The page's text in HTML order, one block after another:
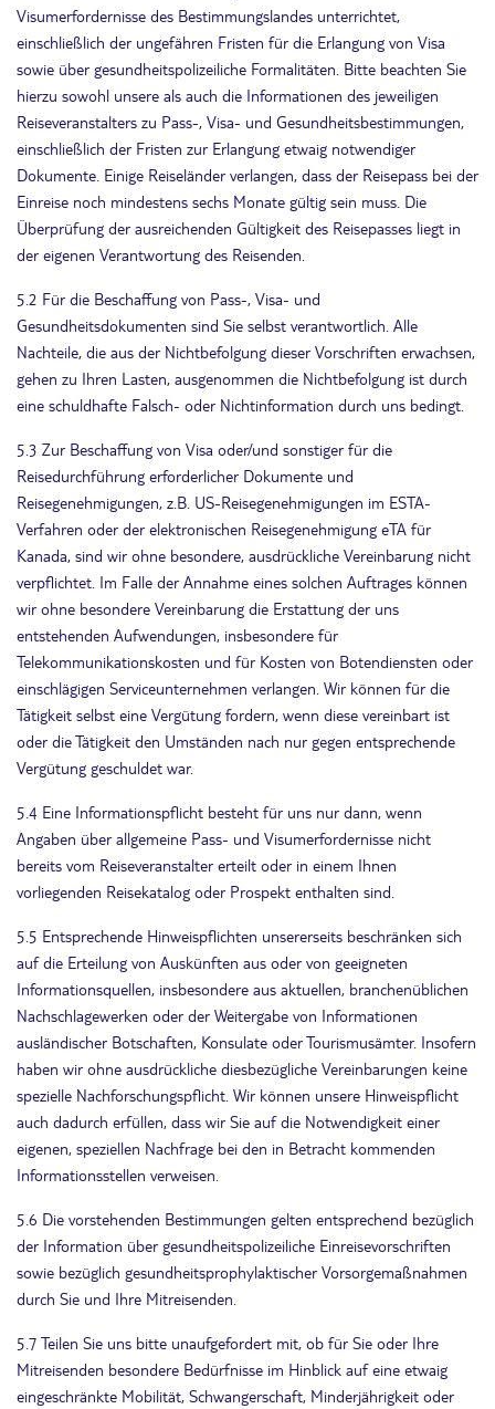
Visumerfordernisse des Bestimmungslandes unterrichtet,
einschließlich der ungefähren Fristen für die Erlangung von Visa
sowie über gesundheitspolizeiliche Formalitäten. Bitte beachten Sie
hierzu sowohl unsere als auch die Informationen des jeweiligen
Reiseveranstalters zu Pass-, Visa- und Gesundheitsbestimmungen,
einschließlich der Fristen zur Erlangung etwaig notwendiger
Dokumente. Einige Reiseländer verlangen, dass der Reisepass bei der
Einreise noch mindestens sechs Monate gültig sein muss. Die
Überprüfung der ausreichenden Gültigkeit des Reisepasses liegt in
der eigenen Verantwortung des Reisenden.
5.2 Für die Beschaffung von Pass-, Visa- und
Gesundheitsdokumenten sind Sie selbst verantwortlich. Alle
Nachteile, die aus der Nichtbefolgung dieser Vorschriften erwachsen,
gehen zu Ihren Lasten, ausgenommen die Nichtbefolgung ist durch
eine schuldhafte Falsch- oder Nichtinformation durch uns bedingt.
5.3 Zur Beschaffung von Visa oder/und sonstiger für die
Reisedurchführung erforderlicher Dokumente und
Reisegenehmigungen, z.B. US-Reisegenehmigungen im ESTA-
Verfahren oder der elektronischen Reisegenehmigung eTA für
Kanada, sind wir ohne besondere, ausdrückliche Vereinbarung nicht
verpflichtet. Im Falle der Annahme eines solchen Auftrages können
wir ohne besondere Vereinbarung die Erstattung der uns
entstehenden Aufwendungen, insbesondere für
Telekommunikationskosten und für Kosten von Botendiensten oder
einschlägigen Serviceunternehmen verlangen. Wir können für die
Tätigkeit selbst eine Vergütung fordern, wenn diese vereinbart ist
oder die Tätigkeit den Umständen nach nur gegen entsprechende
Vergütung geschuldet war.
5.4 Eine Informationspflicht besteht für uns nur dann, wenn
Angaben über allgemeine Pass- und Visumerfordernisse nicht
bereits vom Reiseveranstalter erteilt oder in einem Ihnen
vorliegenden Reisekatalog oder Prospekt enthalten sind.
5.5 Entsprechende Hinweispflichten unsererseits beschränken sich
auf die Erteilung von Auskünften aus oder von geeigneten
Informationsquellen, insbesondere aus aktuellen, branchenüblichen
Nachschlagewerken oder der Weitergabe von Informationen
ausländischer Botschaften, Konsulate oder Tourismusämter. Insofern
haben wir ohne ausdrückliche diesbezügliche Vereinbarungen keine
spezielle Nachforschungspflicht. Wir können unsere Hinweispflicht
auch dadurch erfüllen, dass wir Sie auf die Notwendigkeit einer
eigenen, speziellen Nachfrage bei den in Betracht kommenden
Informationsstellen verweisen.
5.6 Die vorstehenden Bestimmungen gelten entsprechend bezüglich
der Information über gesundheitspolizeiliche Einreisevorschriften
sowie bezüglich gesundheitsprophylaktischer Vorsorgemaßnahmen
durch Sie und Ihre Mitreisenden.
5.7 Teilen Sie uns bitte unaufgefordert mit, ob für Sie oder Ihre
Mitreisenden besondere Bedürfnisse im Hinblick auf eine etwaig
eingeschränkte Mobilität, Schwangerschaft, Minderjährigkeit oder